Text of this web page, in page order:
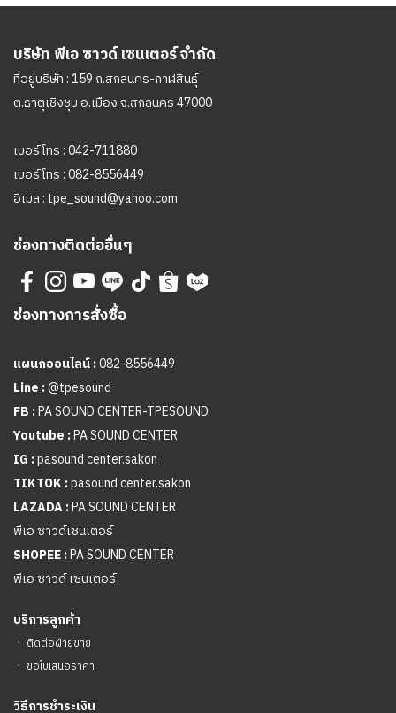
บริษัท พีเอ ซาวด์ เซนเตอร์ จำกัด
ที่อยู่บริษัท : 159 ถ.สกลนคร-กาฬสินธุ์
ต.ธาตุเชิงชุม อ.เมือง จ.สกลนคร 47000
เบอร์โทร :042-711880
เบอร์โทร :082-8556449
อีเมล : tpe_sound@yahoo.com
ช่องทางติดต่ออื่นๆ
ช่องทางการสั่งซื้อ
แผนกออนไลน์ :082-8556449
Line :@tpesound
FB :PA SOUND CENTER-TPESOUND
Youtube :PA SOUND CENTER
IG :pasound center.sakon
TIKTOK :pasound center.sakon
LAZADA :PA SOUND CENTER
พีเอ ซาวด์เซนเตอร์
SHOPEE :PA SOUND CENTER
พีเอ ซาวด์ เซนเตอร์
บริการลูกค้า
ㆍ ติดต่อฝ่ายขาย
ㆍ ขอใบเสนอราคา
วิธีการชำระเงิน